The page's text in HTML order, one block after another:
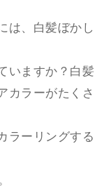
は、白髪ぼかし
いますか？白髪
カラーがたくさ
ラーリングする